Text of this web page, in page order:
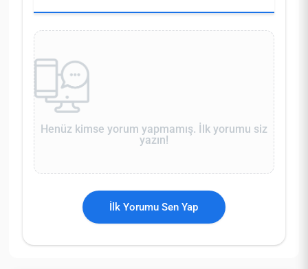
Henüz kimse yorum yapmamış. İlk yorumu siz
yazın!
İlk Yorumu Sen Yap